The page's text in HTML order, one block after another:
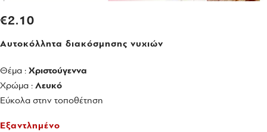
€2.10
Αυτοκόλλητα διακόσμησης νυχιών
Θέμα : Χριστούγεννα
Χρώμα : Λευκό
Εύκολα στην τοποθέτηση
Εξαντλημένο